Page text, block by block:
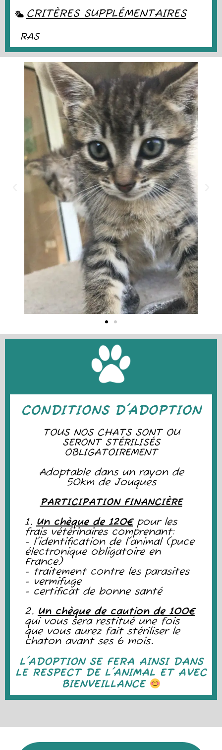
CRITÈRES SUPPLÉMENTAIRES
RAS
CONDITIONS D'ADOPTION
TOUS NOS CHATS SONT OU
SERONT STÉRILISÉS
OBLIGATOIREMENT
Adoptable dans un rayon de
50km de Jouques
PARTICIPATION FINANCIÈRE
1. Un chèque de 120€pour les
frais vétérinaires comprenant:
- l'identification de l'animal (puce
électronique obligatoire en
France)
- traitement contre les parasites
- vermifuge
- certificat de bonne santé
2. Un chèque de caution de 100€
qui vous sera restitué une fois
que vous aurez fait stériliser le
chaton avant ses 6 mois.
L'ADOPTION SE FERA AINSI DANS
LE RESPECT DE L'ANIMAL ET AVEC
BIENVEILLANCE